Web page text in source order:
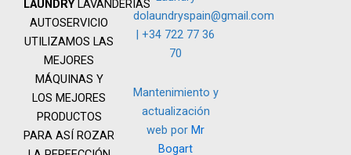
LAUNDRYLAVANDERÍAS
AUTOSERVICIO
UTILIZAMOS LAS
MEJORES
MÁQUINAS Y
LOS MEJORES
PRODUCTOS
PARA ASÍ ROZAR
k
a
m
dolaundryspain@gmail.com
| +34 722 77 36
70
Mantenimiento y
actualización
web por Mr
Bogart